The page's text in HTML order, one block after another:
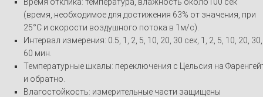
(время, необходимое для достижения 63% от значения, при
25°C и скорости воздушного потока в 1м/с).
Интервал измерения: 0.5, 1, 2, 5, 10, 20, 30 сек, 1, 2, 5, 10, 20, 30,
60 мин.
Температурные шкалы: переключения с Цельсия на
и обратно.
Влагостойкость: измерительные части защищены